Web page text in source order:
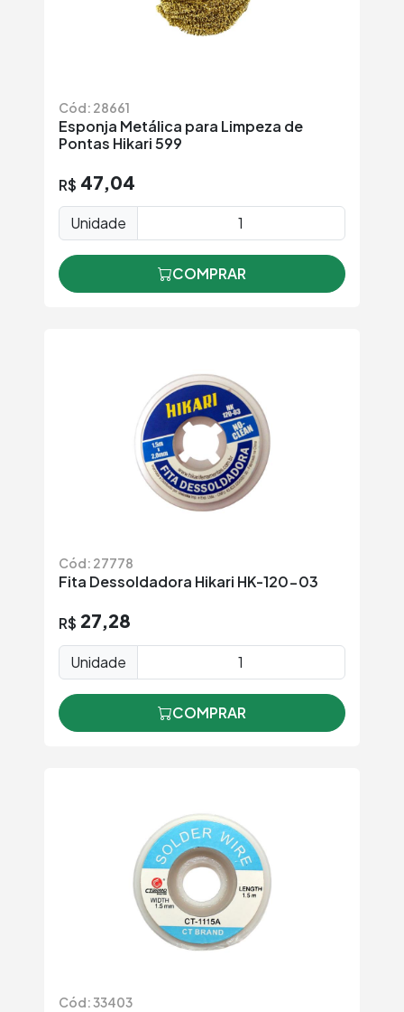
Cód: 28661
Esponja Metálica para Limpeza de
Pontas Hikari 599
R$ 47,04
Unidade
COMPRAR
Cód: 27778
Fita Dessoldadora Hikari HK-120-03
R$ 27,28
Unidade
COMPRAR
Cód: 33403